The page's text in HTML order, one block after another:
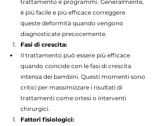
trattamento e programmi. Generalmente,
è più facile e più efficace correggere
queste deformità quando vengono
diagnosticate precocemente.
Fasi di crescita:
Il trattamento può essere più efficace
quando coincide con le fasi di crescita
intensa dei bambini. Questi momenti sono
critici per massimizzare i risultati di
trattamenti come ortesi o interventi
chirurgici.
Fattori fisiologici: